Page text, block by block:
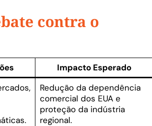
contra o
Impacto Esperado
Redução da dependência
comercial dos EUA e
proteção da indústria
regional.